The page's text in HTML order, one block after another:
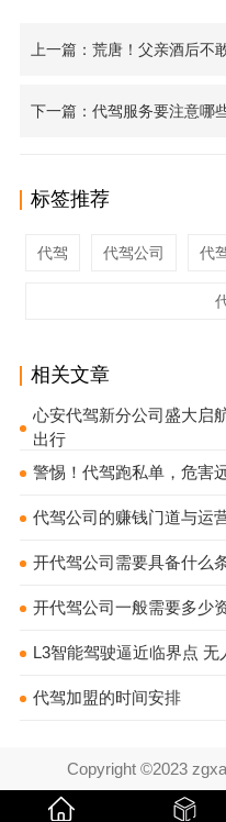
上一篇：荒唐！父亲酒后不
下一篇：代驾服务要注意哪
标签推荐
代驾 代驾公司 代
相关文章
心安代驾新分公司盛大启
出行
警惕！代驾跑私单，危害
代驾公司的赚钱门道与运
开代驾公司需要具备什么
开代驾公司一般需要多少
L3智能驾驶逼近临界点 无
代驾加盟的时间安排
Copyright ©2023